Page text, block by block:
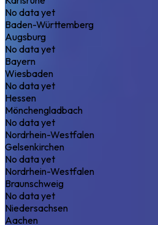
No data yet
Baden-Württemberg
Augsburg
No data yet
Bayern
Wiesbaden
No data yet
Hessen
Mönchengladbach
No data yet
Nordrhein-Westfalen
Gelsenkirchen
No data yet
Nordrhein-Westfalen
Braunschweig
No data yet
Niedersachsen
Aachen